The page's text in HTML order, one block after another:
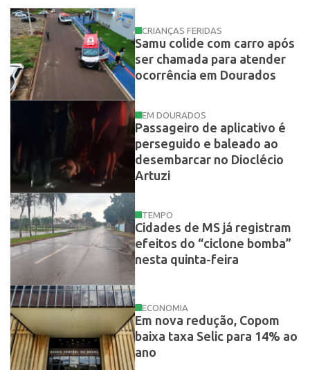
CRIANÇAS FERIDAS
Samu colide com carro após
ser chamada para atender
ocorrência em Dourados
EM DOURADOS
Passageiro de aplicativo é
perseguido e baleado ao
desembarcar no Dioclécio
Artuzi
TEMPO
Cidades de MS já registram
efeitos do “ciclone bomba”
nesta quinta-feira
ECONOMIA
Em nova redução, Copom
baixa taxa Selic para 14% ao
ano